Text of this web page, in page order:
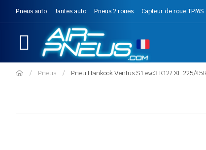
Pneus auto Jantes auto Pneus 2 roues Capteur de roue TPMS
Pneus Pneu Hankook Ventus S1 evo3 K127 XL 225/